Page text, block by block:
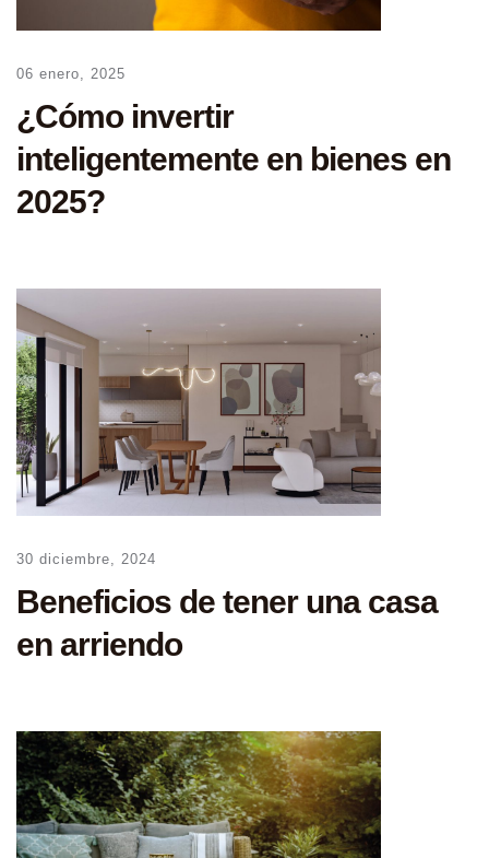
06 enero, 2025
¿Cómo invertir
inteligentemente en bienes en
2025?
30 diciembre, 2024
Beneficios de tener una casa
en arriendo